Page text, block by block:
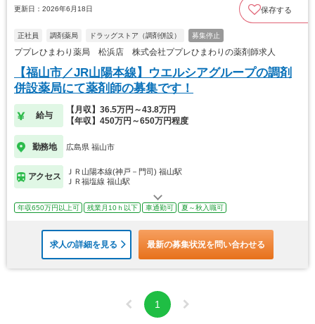
更新日：2026年6月18日 保存する
正社員 調剤薬局 ドラッグストア（調剤併設） 募集停止
ププレひまわり薬局 松浜店 株式会社ププレひまわりの薬剤師求人
【福山市／JR山陽本線】ウエルシアグループの調剤
併設薬局にて薬剤師の募集です！
給与
【月収】36.5万円～43.8万円
【年収】450万円～650万円程度
勤務地 広島県 福山市
アクセス
ＪＲ山陽本線(神戸－門司) 福山駅
ＪＲ福塩線 福山駅
年収650万円以上可 残業月10ｈ以下 車通勤可 夏～秋入職可
求人の詳細を見る 最新の募集状況を問い合わせる
1